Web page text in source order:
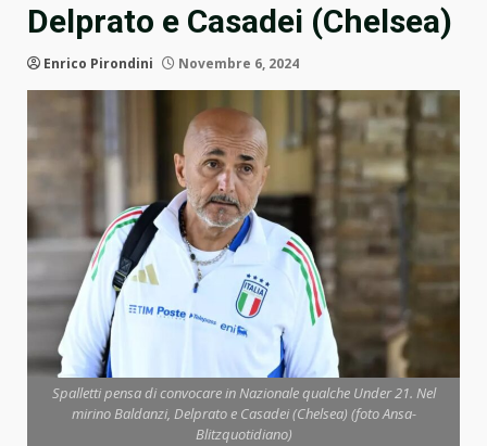
Delprato e Casadei (Chelsea)
Enrico Pirondini Novembre 6, 2024
Spalletti pensa di convocare in Nazionale qualche Under 21. Nel
mirino Baldanzi, Delprato e Casadei (Chelsea) (foto Ansa-
Blitzquotidiano)